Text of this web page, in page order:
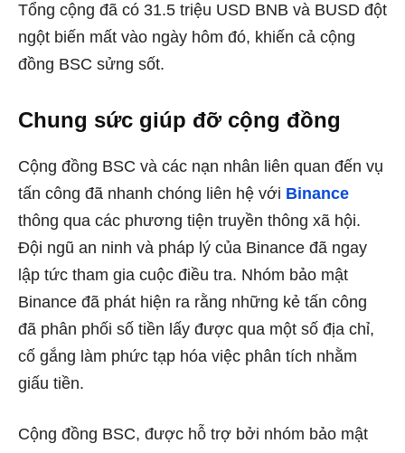
Tổng cộng đã có 31.5 triệu USD BNB và BUSD đột
ngột biến mất vào ngày hôm đó, khiến cả cộng
đồng BSC sửng sốt.
Chung sức giúp đỡ cộng đồng
Cộng đồng BSC và các nạn nhân liên quan đến vụ
tấn công đã nhanh chóng liên hệ với Binance
thông qua các phương tiện truyền thông xã hội.
Đội ngũ an ninh và pháp lý của Binance đã ngay
lập tức tham gia cuộc điều tra. Nhóm bảo mật
Binance đã phát hiện ra rằng những kẻ tấn công
đã phân phối số tiền lấy được qua một số địa chỉ,
cố gắng làm phức tạp hóa việc phân tích nhằm
giấu tiền.
Cộng đồng BSC, được hỗ trợ bởi nhóm bảo mật